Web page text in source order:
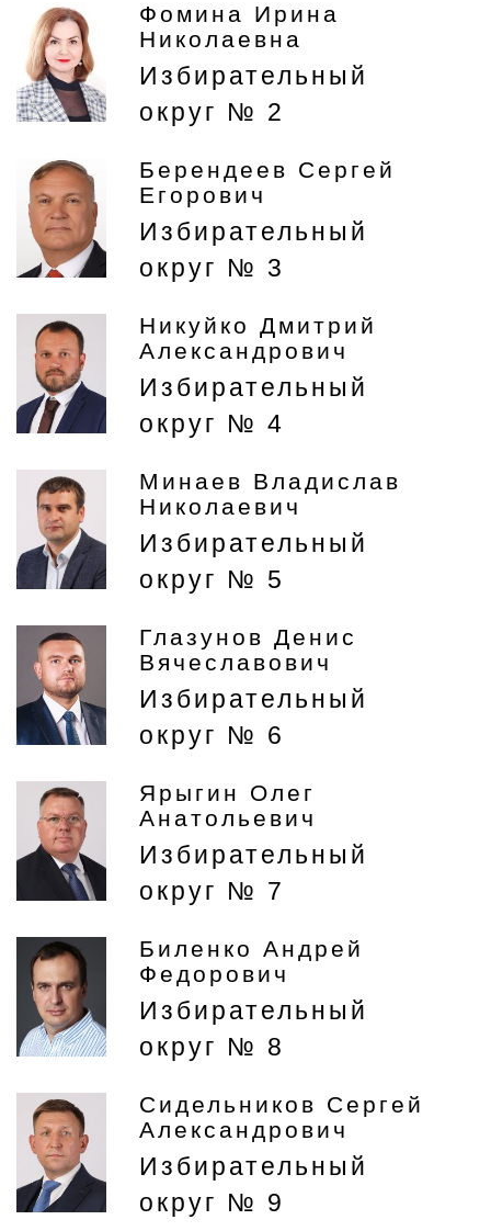
Фомина Ирина
Николаевна
Избирательный
округ № 2
Берендеев Сергей
Егорович
Избирательный
округ № 3
Никуйко Дмитрий
Александрович
Избирательный
округ № 4
Минаев Владислав
Николаевич
Избирательный
округ № 5
Глазунов Денис
Вячеславович
Избирательный
округ № 6
Ярыгин Олег
Анатольевич
Избирательный
округ № 7
Биленко Андрей
Федорович
Избирательный
округ № 8
Сидельников Сергей
Александрович
Избирательный
округ № 9